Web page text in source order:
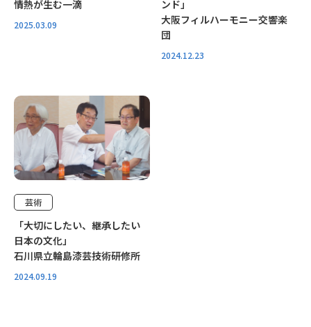
情熱が生む一滴
2025.03.09
ンド」
大阪フィルハーモニー交響楽
団
2024.12.23
特別取材
芸術
「大切にしたい、継承したい
日本の文化」
石川県立輪島漆芸技術研修所
2024.09.19